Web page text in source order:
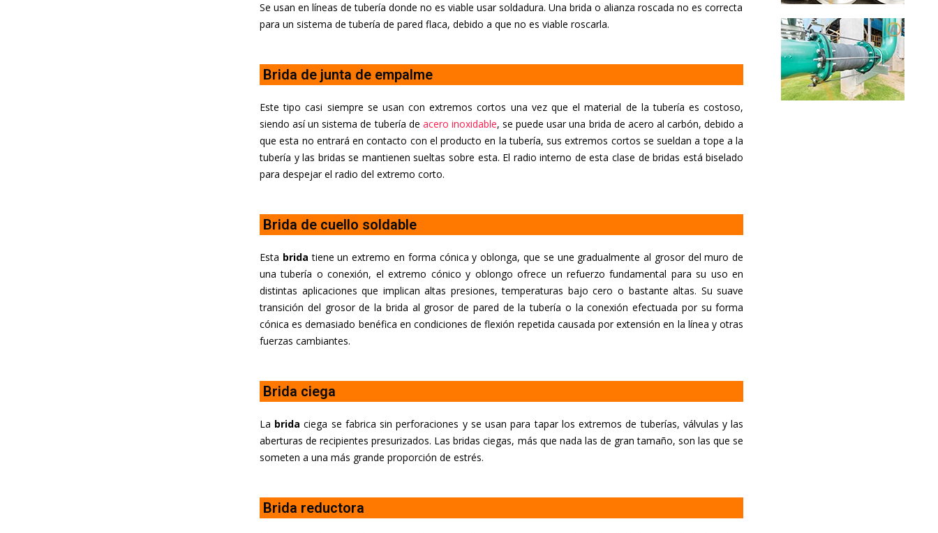
Se usan en líneas de tubería donde no es viable usar soldadura. Una brida o alianza roscada no es correcta
para un sistema de tubería de pared flaca, debido a que no es viable roscarla.
Brida de junta de empalme
Este tipo casi siempre se usan con extremos cortos una vez que el material de la tubería es costoso,
siendo así un sistema de tubería de acero inoxidable, se puede usar una brida de acero al carbón, debido a
que esta no entrará en contacto con el producto en la tubería, sus extremos cortos se sueldan a tope a la
tubería y las bridas se mantienen sueltas sobre esta. El radio interno de esta clase de bridas está biselado
para despejar el radio del extremo corto.
Brida de cuello soldable
Esta brida tiene un extremo en forma cónica y oblonga, que se une gradualmente al grosor del muro de
una tubería o conexión, el extremo cónico y oblongo ofrece un refuerzo fundamental para su uso en
distintas aplicaciones que implican altas presiones, temperaturas bajo cero o bastante altas. Su suave
transición del grosor de la brida al grosor de pared de la tubería o la conexión efectuada por su forma
cónica es demasiado benéfica en condiciones de flexión repetida causada por extensión en la línea y otras
fuerzas cambiantes.
Brida ciega
La brida ciega se fabrica sin perforaciones y se usan para tapar los extremos de tuberías, válvulas y las
aberturas de recipientes presurizados. Las bridas ciegas, más que nada las de gran tamaño, son las que se
someten a una más grande proporción de estrés.
Brida reductora